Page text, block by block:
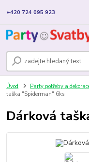
+420 724 095 923
Úvod Party potřeby a
taška "Spiderman" 6ks
Dárková